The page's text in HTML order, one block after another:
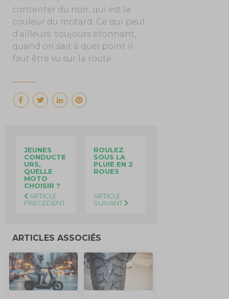
contenter du noir, qui est la
couleur du motard. Ce qui peut
d’ailleurs toujours étonnant,
quand on sait à quel point il
faut être vu sur la route.
JEUNES
CONDUCTE
URS,
QUELLE
MOTO
CHOISIR ?
ARTICLE
PRÉCÉDENT
ROULEZ
SOUS LA
PLUIE EN 2
ROUES
ARTICLE
SUIVANT
ARTICLES ASSOCIÉS